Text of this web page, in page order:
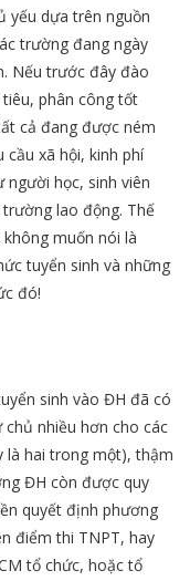
yếu dựa trên nguồn
trường đang ngày
Nếu trước đây đào
phân công tốt
cả đang được ném
xã hội, kinh phí
người học, sinh viên
lao động. Thế
muốn nói là
tuyển sinh và những
đó!
sinh vào ĐH đã có
nhiều hơn cho các
là hai trong một), thậm
ĐH còn được quy
quyết định phương
điểm thi TNPT, hay
tổ chức, hoặc tổ